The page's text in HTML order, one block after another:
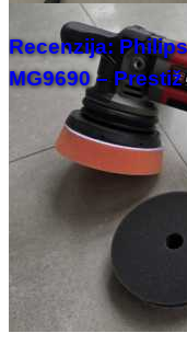
Recenzija:
MG9690 –